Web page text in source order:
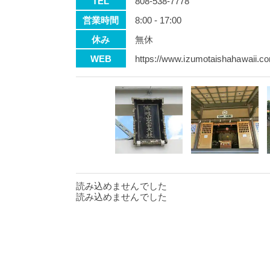
営業時間
8:00 - 17:00
休み
無休
WEB
https://
読み込めませんでした
読み込めませんでした